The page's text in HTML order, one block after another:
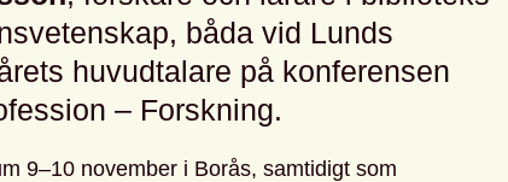
båda vid Lunds
huvudtalare på konferensen
– Forskning.
9–10 november i Borås, samtidigt som